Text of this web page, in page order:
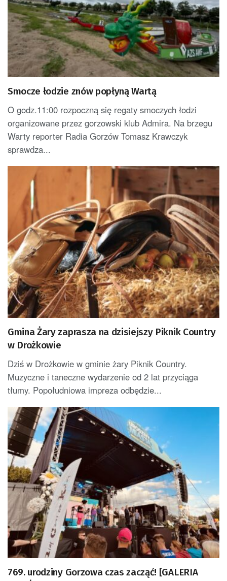
Smocze łodzie znów popłyną Wartą
O godz.11:00 rozpoczną się regaty smoczych łodzi
organizowane przez gorzowski klub Admira. Na brzegu
Warty reporter Radia Gorzów Tomasz Krawczyk
sprawdza...
Gmina Żary zaprasza na dzisiejszy Piknik Country
w Drożkowie
Dziś w Drożkowie w gminie żary Piknik Country.
Muzyczne i taneczne wydarzenie od 2 lat przyciąga
tłumy. Popołudniowa impreza odbędzie...
769. urodziny Gorzowa czas zacząć! [GALERIA